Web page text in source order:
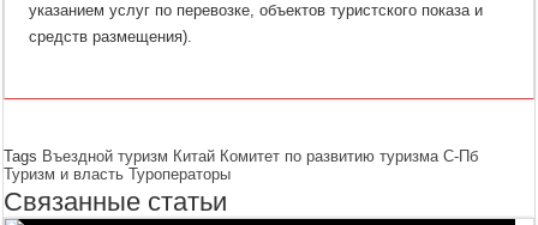
указанием услуг по перевозке, объектов туристского показа и
средств размещения).
Tags Въездной туризм Китай Комитет по развитию туризма С-Пб
Туризм и власть Туроператоры
Связанные статьи